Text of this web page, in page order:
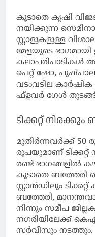
കൂടാതെ കൃഷി
നയിക്കുന്ന
സ്റ്റാളുകളുള്ള
മേളയുടെ
കലാപരിപാടികള്‍
പെറ്റ് ഷോ,
വടംവടില
ഫ്‌ളവര്‍ ഗേള്‍
ടിക്കറ്റ്
മുതിര്‍ന്നവര്‍ക്ക് 50
രൂപയുമാണ് ടിക്കറ്റ്
രണ്ട് ഭാഗങ്ങളില്‍
കൂടാതെ
സ്റ്റാന്‍ഡിലും
ബത്തേരി,
നിന്നും സമീപ
നഗരിയിലേക്ക്
സര്‍വീസും നടത്തും.